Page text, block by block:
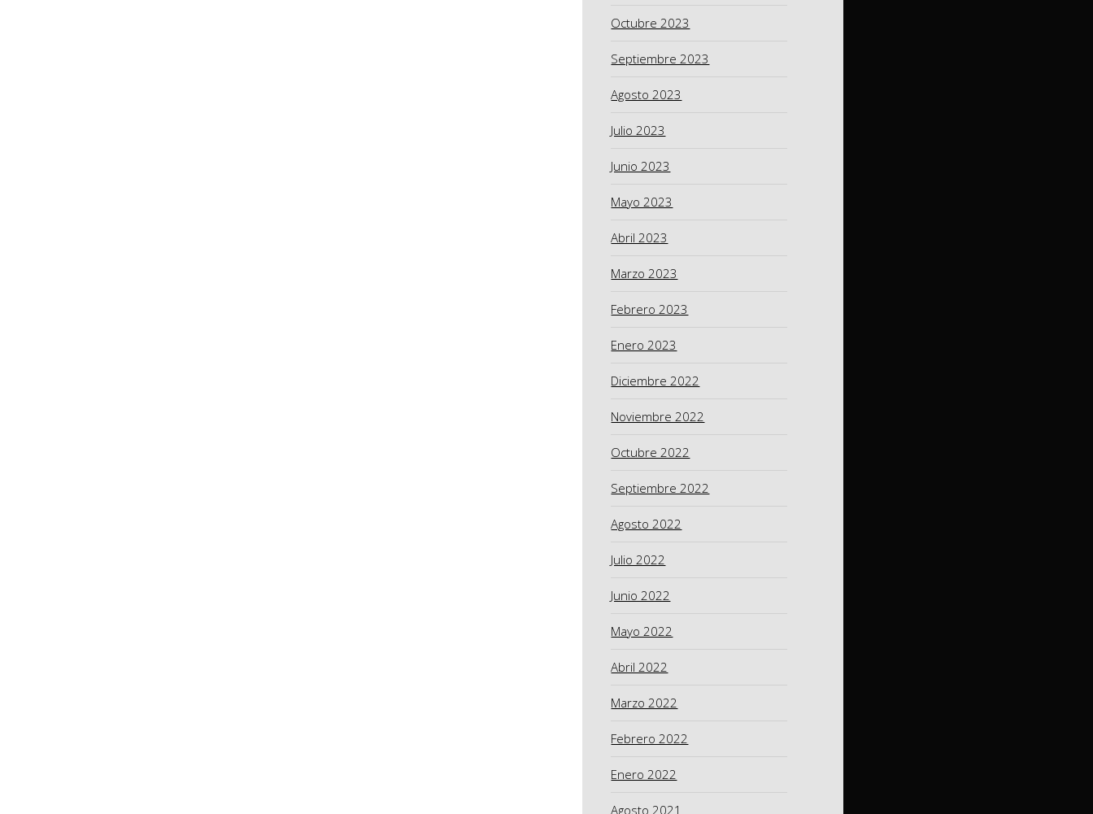
Octubre 2023
Septiembre 2023
Agosto 2023
Julio 2023
Junio 2023
Mayo 2023
Abril 2023
Marzo 2023
Febrero 2023
Enero 2023
Diciembre 2022
Noviembre 2022
Octubre 2022
Septiembre 2022
Agosto 2022
Julio 2022
Junio 2022
Mayo 2022
Abril 2022
Marzo 2022
Febrero 2022
Enero 2022
Agosto 2021